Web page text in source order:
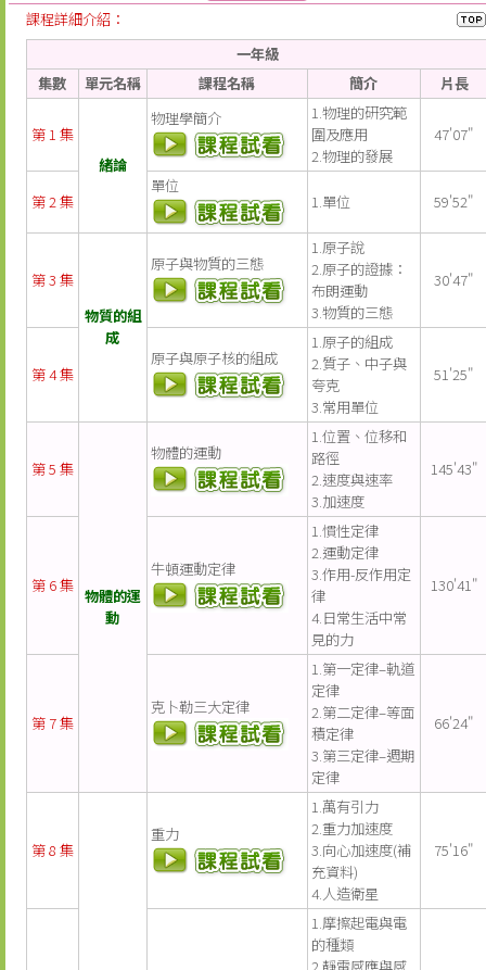
課程詳細介紹：
一年級
集數
單元名稱 課程名稱 簡介 片長
第 1 集
緒論
物理學簡介
1.物理的研究範
圍及應用
2.物理的發展
47'07"
第 2 集
單位
1.單位 59'52"
第 3 集
物質的組
成
原子與物質的三態
1.原子說
2.原子的證據：
布朗運動
3.物質的三態
30'47"
第 4 集
原子與原子核的組成
1.原子的組成
2.質子、中子與
夸克
3.常用單位
51'25"
第 5 集
物體的運
動
物體的運動
1.位置、位移和
路徑
2.速度與速率
3.加速度
145'43"
第 6 集
牛頓運動定律
1.慣性定律
2.運動定律
3.作用-反作用定
律
4.日常生活中常
見的力
130'41"
第 7 集
克卜勒三大定律
1.第一定律–軌道
定律
2.第二定律–等面
積定律
3.第三定律–週期
定律
66'24"
第 8 集
重力
1.萬有引力
2.重力加速度
3.向心加速度(補
充資料)
4.人造衛星
75'16"
1.摩擦起電與電
的種類